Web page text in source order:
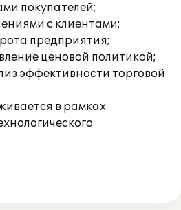
покупателей;
с клиентами;
предприятия;
ценовой политикой;
эффективности торговой
в рамках